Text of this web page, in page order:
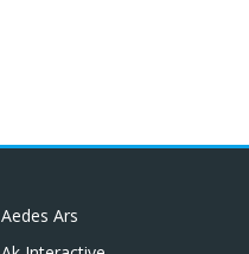
Aedes Ars